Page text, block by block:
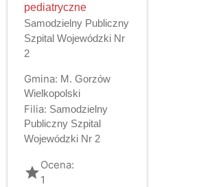
pediatryczne
Samodzielny Publiczny
Szpital Wojewódzki Nr
2
Gmina: M. Gorzów
Wielkopolski
Filia: Samodzielny
Publiczny Szpital
Wojewódzki Nr 2
gradeOcena:
1